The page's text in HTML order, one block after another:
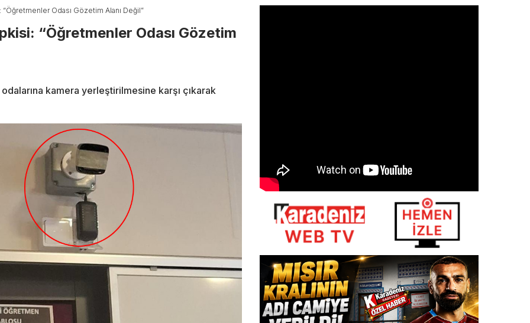
Odası Gözetim Alanı Değil”
“Öğretmenler Odası Gözetim
kamera yerleştirilmesine karşı çıkarak